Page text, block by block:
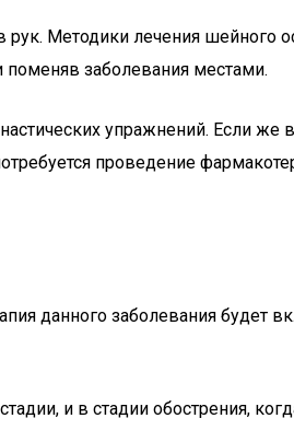
Методики лечения шейного
заболевания местами.
упражнений. Если же в
проведение
данного заболевания будет
и в стадии обострения,